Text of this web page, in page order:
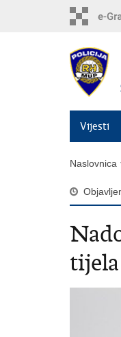
Vijesti
Naslovnica
tijela